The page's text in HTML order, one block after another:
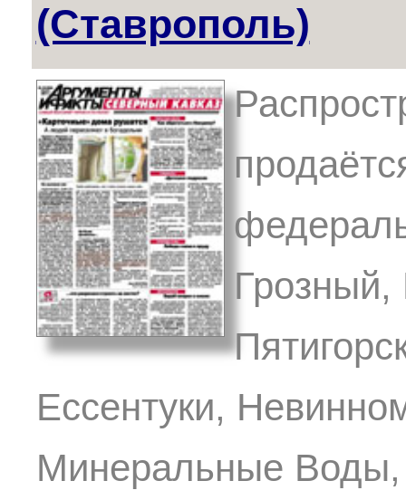
(Ставрополь)
Грозный,
Ессентуки,
Минеральные Воды,